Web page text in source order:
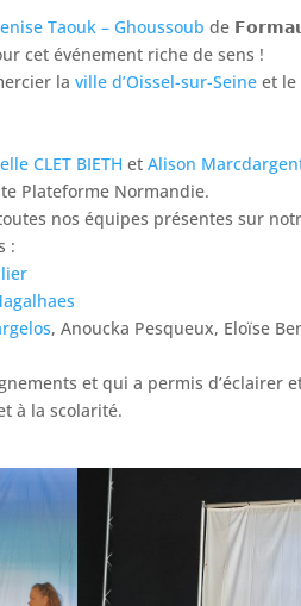
Taouk – Ghoussoub de
cet événement riche de sens !
laville d’Oissel-sur-Seine et le
CLET BIETH etAlison
Plateforme Normandie.
nos équipes présentes sur
:
, Anoucka Pesqueux, Eloïse
et qui a permis d’éclairer
à la scolarité.